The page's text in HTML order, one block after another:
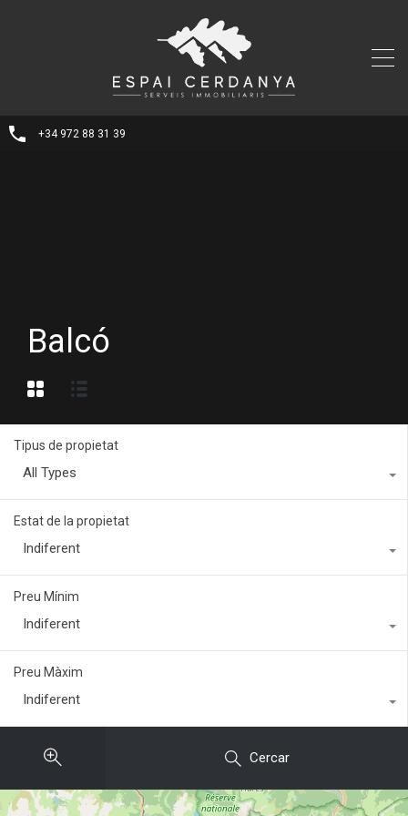
+34 972 88 31 39
Balcó
Tipus de propietat
All Types
Estat de la propietat
Indiferent
Preu Mínim
Indiferent
Preu Màxim
Indiferent
Cercar